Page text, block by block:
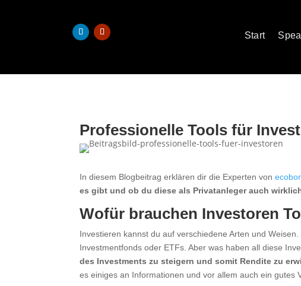
Start
Professionelle Tools für
In diesem Blogbeitrag erklären dir die Experten von
es gibt und ob du diese als Privatanleger auch
Wofür brauchen Investoren
Investieren kannst du auf verschiedene Arten und
Investmentfonds oder ETFs. Aber was haben all diese
des Investments zu steigern und somit Rendite zu
es einiges an Informationen und vor allem auch ein gutes